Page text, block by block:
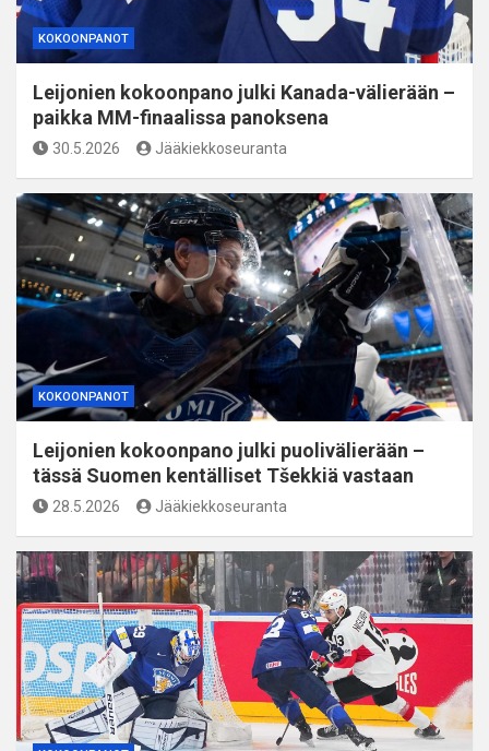
KOKOONPANOT
Leijonien kokoonpano julki Kanada-välierään –
paikka MM-finaalissa panoksena
30.5.2026 Jääkiekkoseuranta
KOKOONPANOT
Leijonien kokoonpano julki puolivälierään –
tässä Suomen kentälliset Tšekkiä vastaan
28.5.2026 Jääkiekkoseuranta